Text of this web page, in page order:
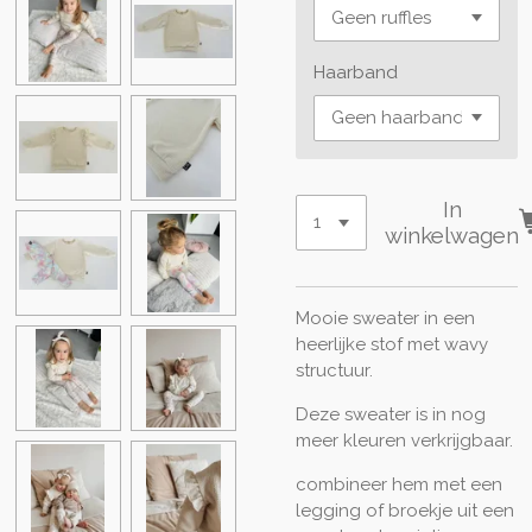
Haarband
In
winkelwagen
Mooie sweater in een
heerlijke stof met wavy
structuur.
Deze sweater is in nog
meer kleuren verkrijgbaar.
combineer hem met een
legging of broekje uit een